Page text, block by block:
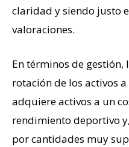
claridad y siendo justo
valoraciones.
En términos de gestión,
rotación de los activos
adquiere activos a un
rendimiento deportivo
por cantidades muy